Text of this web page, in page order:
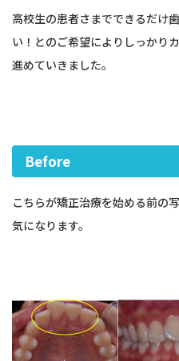
高校生の患者さまでできるだけ
い！とのご希望によりしっかり
進めていきました。
Before
こちらが矯正治療を始める前の
気になります。